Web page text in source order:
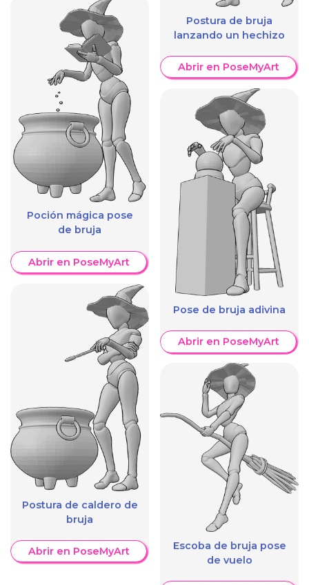
Poción mágica pose
de bruja
Abrir en PoseMyArt
Postura de caldero de
bruja
Abrir en PoseMyArt
Postura de bruja
lanzando un hechizo
Abrir en PoseMyArt
Pose de bruja adivina
Abrir en PoseMyArt
Escoba de bruja pose
de vuelo